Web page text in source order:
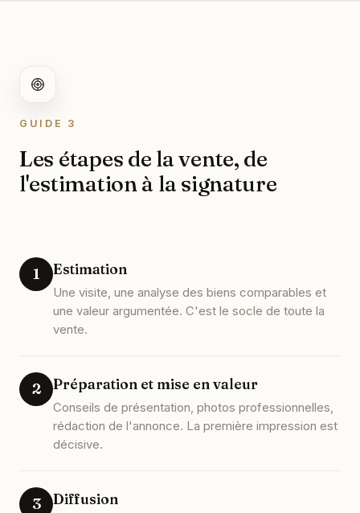
GUIDE 3
Les étapes de la vente, de
l'estimation à la signature
1 Estimation
Une visite, une analyse des biens comparables et
une valeur argumentée. C'est le socle de toute la
vente.
2 Préparation et mise en valeur
Conseils de présentation, photos professionnelles,
rédaction de l'annonce. La première impression est
décisive.
3 Diffusion